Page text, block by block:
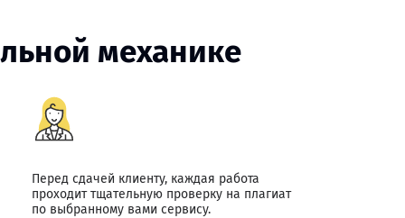
механике
Перед сдачей клиенту, каждая работа
проходит тщательную проверку на плагиат
по выбранному вами сервису.